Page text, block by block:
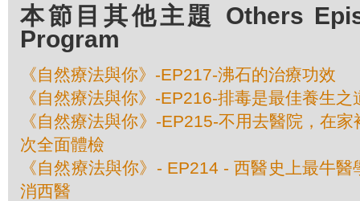
本節目其他主題 Others
Program
《自然療法與你》-EP217-沸石的治療功效
《自然療法與你》-EP216-排毒是最佳養生之
《自然療法與你》-EP215-不用去醫院，在
次全面體檢
《自然療法與你》- EP214 - 西醫史上最牛
消西醫